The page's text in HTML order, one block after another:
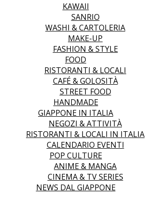
KAWAII
SANRIO
WASHI & CARTOLERIA
MAKE-UP
FASHION & STYLE
FOOD
RISTORANTI & LOCALI
CAFÉ & GOLOSITÀ
STREET FOOD
HANDMADE
GIAPPONE IN ITALIA
NEGOZI & ATTIVITÀ
RISTORANTI & LOCALI IN ITALIA
CALENDARIO EVENTI
POP CULTURE
ANIME & MANGA
CINEMA & TV SERIES
NEWS DAL GIAPPONE